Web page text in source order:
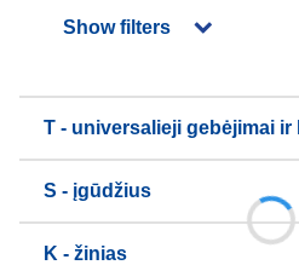
Show filters
T - universalieji gebėjimai
S - įgūdžius
K - žinias